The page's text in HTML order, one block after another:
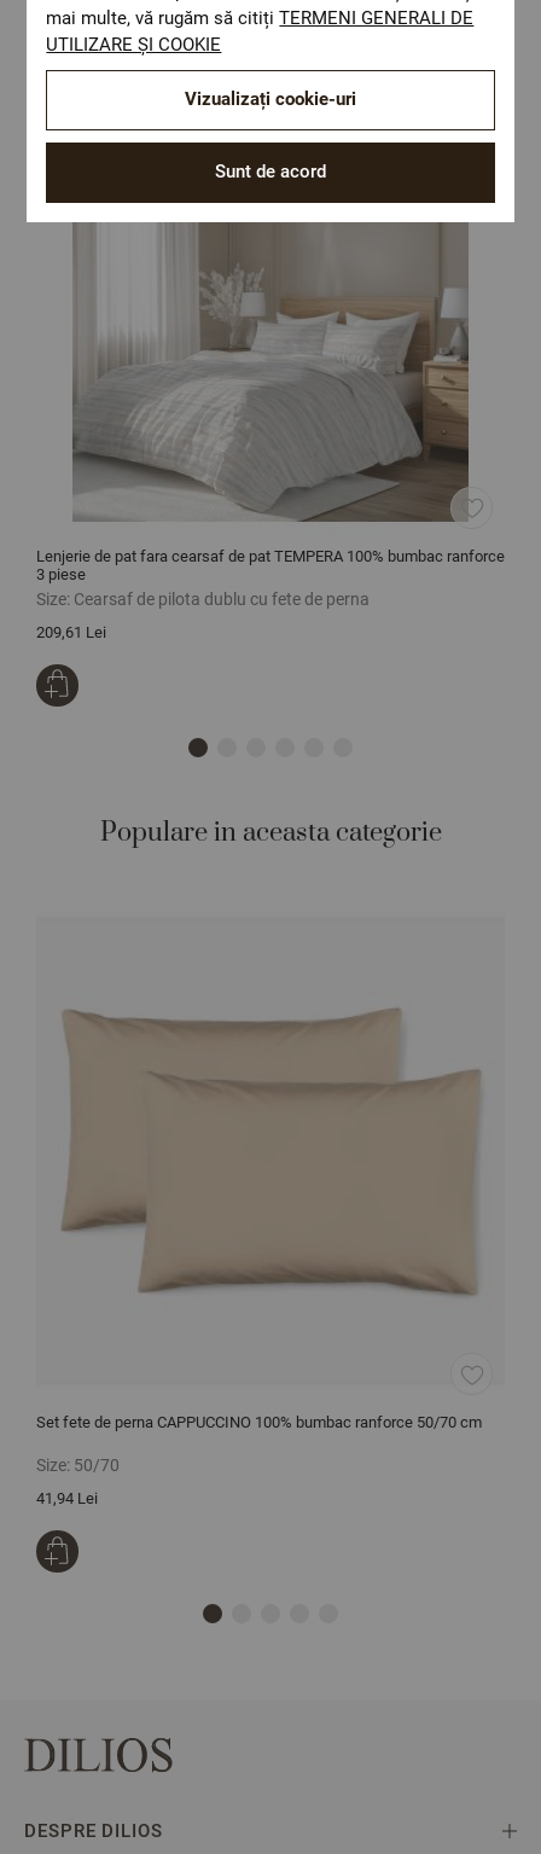
Optiuni de a combina
Lenjerie de pat fara cearsaf de pat TEMPERA 100% bumbac ranforce
3 piese
Size: Cearsaf de pilota dublu cu fete de perna
209,61 Lei
Populare in aceasta categorie
Set fete de perna CAPPUCCINO 100% bumbac ranforce 50/70 cm
Size: 50/70
41,94 Lei
DESPRE DILIOS
mai multe, vă rugăm să citițiTERMENI GENERALI DE
UTILIZARE ȘI COOKIE
Sunt de acord
Vizualizați cookie-uri